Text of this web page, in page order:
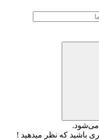
می‌شود.
باشید که نظر میدهید !